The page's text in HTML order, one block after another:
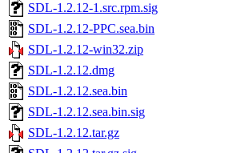
SDL-1.2.12-1.src.rpm.sig
SDL-1.2.12-PPC.sea.bin
SDL-1.2.12-win32.zip
SDL-1.2.12.dmg
SDL-1.2.12.sea.bin
SDL-1.2.12.sea.bin.sig
SDL-1.2.12.tar.gz